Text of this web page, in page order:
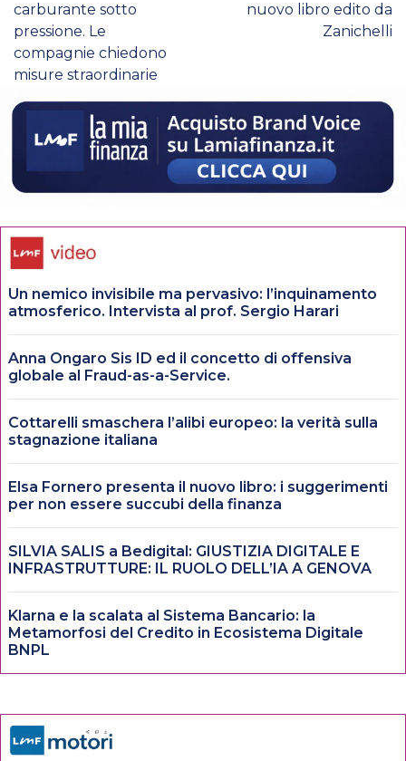
carburante sotto
pressione. Le
compagnie chiedono
misure straordinarie
nuovo libro edito da
Zanichelli
Un nemico invisibile ma pervasivo: l’inquinamento
atmosferico. Intervista al prof. Sergio Harari
Anna Ongaro Sis ID ed il concetto di offensiva
globale al Fraud-as-a-Service.
Cottarelli smaschera l’alibi europeo: la verità sulla
stagnazione italiana
Elsa Fornero presenta il nuovo libro: i suggerimenti
per non essere succubi della finanza
SILVIA SALIS a Bedigital: GIUSTIZIA DIGITALE E
INFRASTRUTTURE: IL RUOLO DELL’IA A GENOVA
Klarna e la scalata al Sistema Bancario: la
Metamorfosi del Credito in Ecosistema Digitale
BNPL